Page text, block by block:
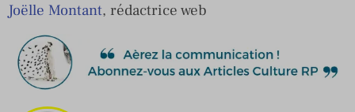
Joëlle Montant, rédactrice web